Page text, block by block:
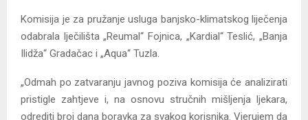
Komisija je za pružanje usluga banjsko-klimatskog liječenja
odabrala lječilišta „Reumal“ Fojnica, „Kardial“ Teslić, „Banja
Ilidža“ Gradačac i „Aqua“ Tuzla.
„Odmah po zatvaranju javnog poziva komisija će analizirati
pristigle zahtjeve i, na osnovu stručnih mišljenja ljekara,
odrediti broj dana boravka za svakog korisnika. Vjerujem da